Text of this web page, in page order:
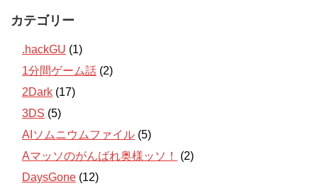
カテゴリー
.hackGU (1)
1分間ゲーム話 (2)
2Dark (17)
3DS (5)
AIソムニウムファイル (5)
Aマッソのがんばれ奥様ッソ！
(2)
DaysGone (12)